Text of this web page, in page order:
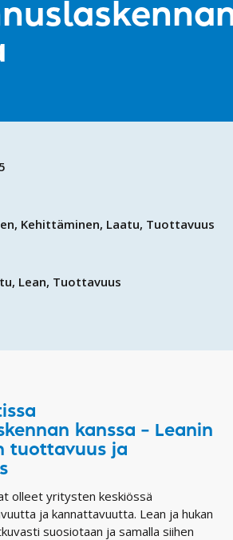
Kehittäminen Laatu Tuottavuus
Lean Tuottavuus
kanssa – Leanin
tuottavuus ja
olleet yritysten keskiössä
ja kannattavuutta. Lean ja hukan
suosiotaan ja samalla siihen